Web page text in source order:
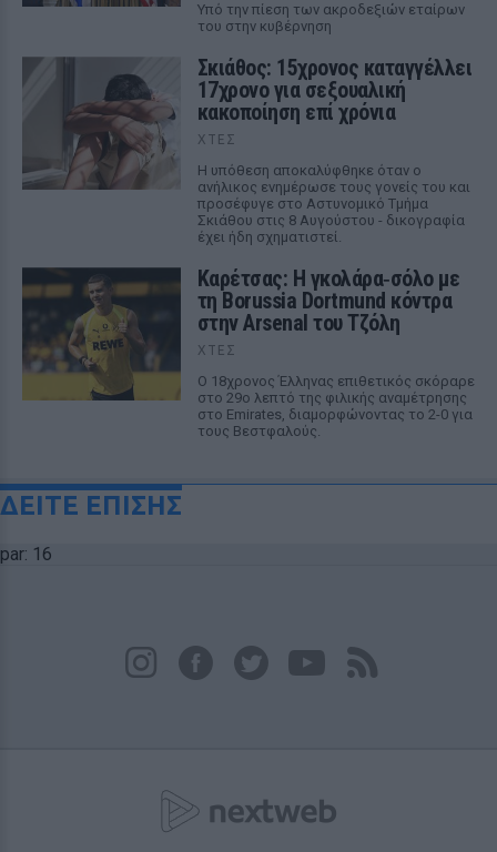
Υπό την πίεση των ακροδεξιών εταίρων
του στην κυβέρνηση
Σκιάθος: 15χρονος καταγγέλλει
17χρονο για σεξουαλική
κακοποίηση επί χρόνια
ΧΤΕΣ
Η υπόθεση αποκαλύφθηκε όταν ο
ανήλικος ενημέρωσε τους γονείς του και
προσέφυγε στο Αστυνομικό Τμήμα
Σκιάθου στις 8 Αυγούστου - δικογραφία
έχει ήδη σχηματιστεί.
Καρέτσας: Η γκολάρα‑σόλο με
τη Borussia Dortmund κόντρα
στην Arsenal του Τζόλη
ΧΤΕΣ
Ο 18χρονος Έλληνας επιθετικός σκόραρε
στο 29ο λεπτό της φιλικής αναμέτρησης
στο Emirates, διαμορφώνοντας το 2-0 για
τους Βεστφαλούς.
ΔΕΙΤΕ ΕΠΙΣΗΣ
par: 16